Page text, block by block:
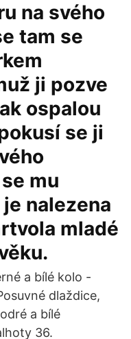
na svého
tam se
ji pozve
ospalou
se ji
mu
nalezena
mladé
a bílé kolo -
dlaždice,
a bílé
36.